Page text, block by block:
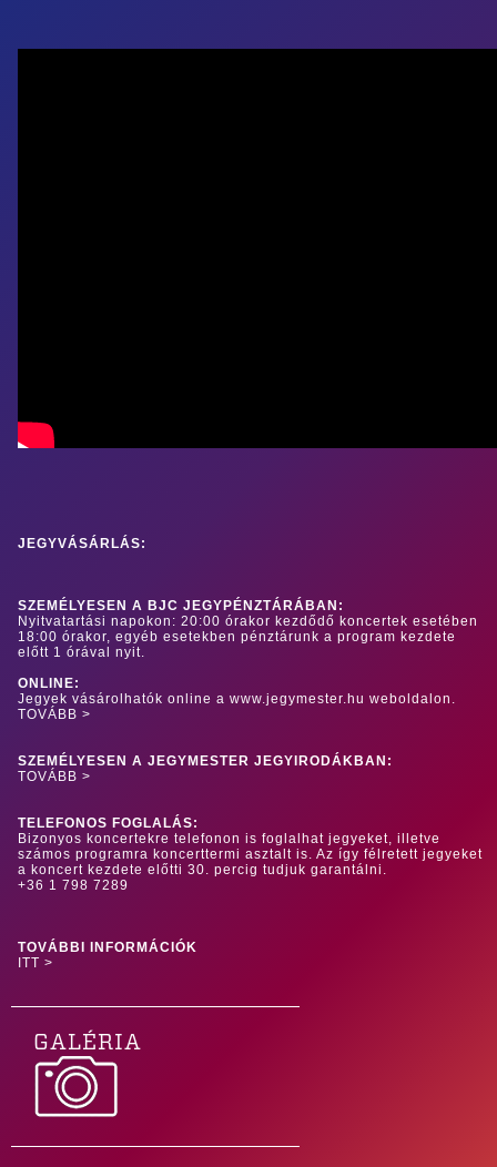
JEGYVÁSÁRLÁS:
SZEMÉLYESEN A BJC JEGYPÉNZTÁRÁBAN:
Nyitvatartási napokon: 20:00 órakor kezdődő koncertek esetében
18:00 órakor, egyéb esetekben pénztárunk a program kezdete
előtt 1 órával nyit.
ONLINE:
Jegyek vásárolhatók online a www.jegymester.hu weboldalon.
TOVÁBB >
SZEMÉLYESEN A JEGYMESTER JEGYIRODÁKBAN:
TOVÁBB >
TELEFONOS FOGLALÁS:
Bizonyos koncertekre telefonon is foglalhat jegyeket, illetve
számos programra koncerttermi asztalt is. Az így félretett jegyeket
a koncert kezdete előtti 30. percig tudjuk garantálni.
+36 1 798 7289
TOVÁBBI INFORMÁCIÓK
ITT >
GALÉRIA